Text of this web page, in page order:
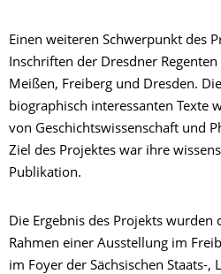
Einen weiteren Schwerpunkt des
Inschriften der Dresdner
Meißen, Freiberg und Dresden.
biographisch interessanten Texte
von Geschichtswissenschaft und
Ziel des Projektes war ihre
Publikation.
Die Ergebnis des Projekts
Rahmen einer Ausstellung im
im Foyer der Sächsischen Staats-,